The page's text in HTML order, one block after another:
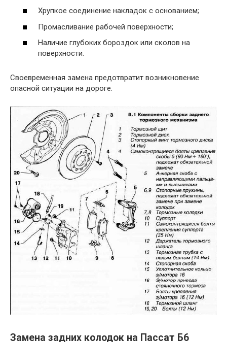
Хрупкое соединение накладок с основанием;
Промасливание рабочей поверхности;
Наличие глубоких бороздок или сколов на
поверхности.
Своевременная замена предотвратит возникновение
опасной ситуации на дороге.
Замена задних колодок на Пассат Б6